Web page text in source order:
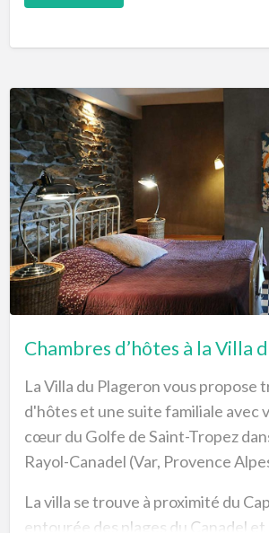
des oliviers en fonction des
Séjour
Une fois votre réservation
& Spa, vous recevrez toutes les
que votre séjour dans nos
plus agréable possible :
plan d'accès, activités, options pour
déjeuner, le déjeuner, le diner.
Afin de parfaire votre séjour,
demander des prestations
Sur place à votre arrivée, vous
feront le p…
La Villa du Plageron vous propose
d'hôtes et une suite familiale avec
cœur du Golfe de Saint-Tropez
Rayol-Canadel (Var, Provence
La villa se trouve à proximité du
entourée des plages du Canadel et